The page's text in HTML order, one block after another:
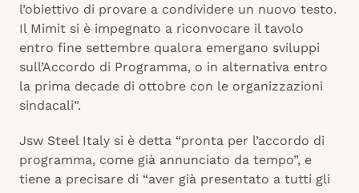
l’obiettivo di provare a condividere un nuovo testo.
Il Mimit si è impegnato a riconvocare il tavolo
entro fine settembre qualora emergano sviluppi
sull’Accordo di Programma, o in alternativa entro
la prima decade di ottobre con le organizzazioni
sindacali”.
Jsw Steel Italy si è detta “pronta per l’accordo di
programma, come già annunciato da tempo”, e
tiene a precisare di “aver già presentato a tutti gli